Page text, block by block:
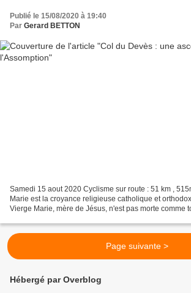
Publié le 15/08/2020 à 19:40
Par Gerard BETTON
Samedi 15 aout 2020 Cyclisme sur route : 51 km ,
Marie est la croyance religieuse catholique et
Vierge Marie, mère de Jésus, n'est pas morte comme
Page suivante >
Hébergé par Overblog